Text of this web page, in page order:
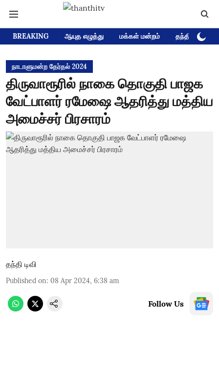
BREAKING ஆயுத எழுத்து மக்கள் மன்றம் தந்தி டிவி
நாடாளுமன்ற தேர்தல் 2024
திருவாரூரில் நாகை தொகுதி பாஜக
வேட்பாளர் ரமேஷை ஆதரித்து மத்திய
அமைச்சர் பிரசாரம்
தந்தி டிவி
Published on: 08 Apr 2024, 6:38 am
Follow Us